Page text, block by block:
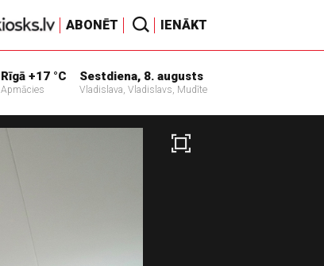
ABONĒT IENĀKT
Rīgā +17 °C
Apmācies
Sestdiena, 8. augusts
Vladislava, Vladislavs, Mudīte